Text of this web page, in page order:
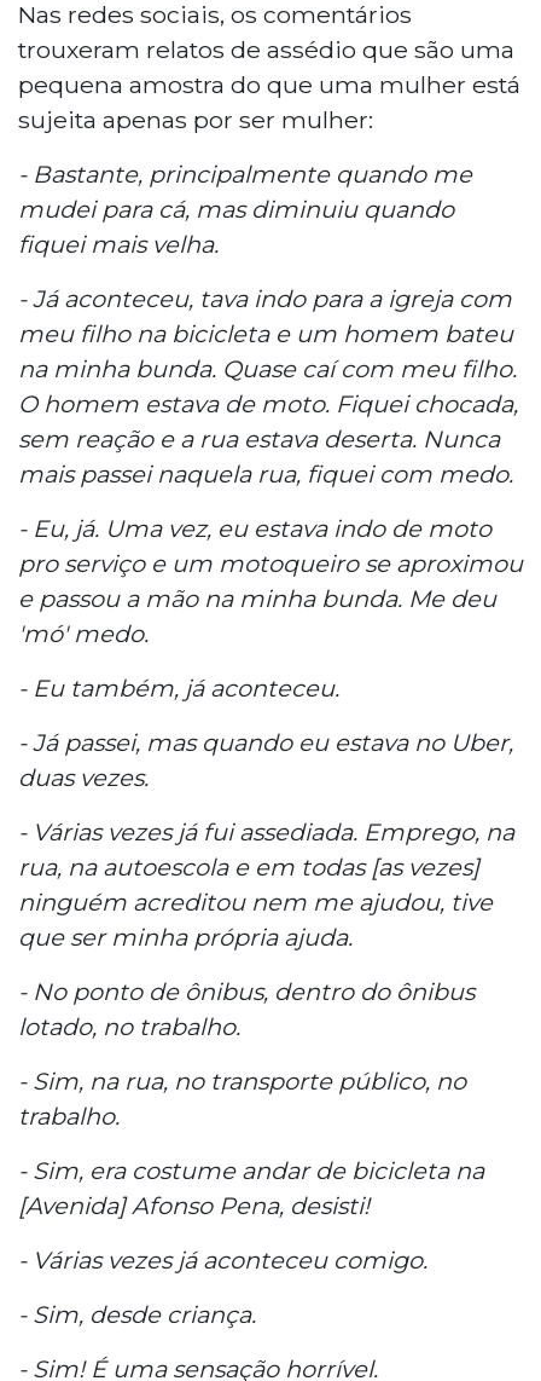
Nas redes sociais, os comentários
trouxeram relatos de assédio que são uma
pequena amostra do que uma mulher está
sujeita apenas por ser mulher:
- Bastante, principalmente quando me
mudei para cá, mas diminuiu quando
fiquei mais velha.
- Já aconteceu, tava indo para a igreja com
meu filho na bicicleta e um homem bateu
na minha bunda. Quase caí com meu filho.
O homem estava de moto. Fiquei chocada,
sem reação e a rua estava deserta. Nunca
mais passei naquela rua, fiquei com medo.
- Eu, já. Uma vez, eu estava indo de moto
pro serviço e um motoqueiro se aproximou
e passou a mão na minha bunda. Me deu
'mó' medo.
- Eu também, já aconteceu.
- Já passei, mas quando eu estava no Uber,
duas vezes.
- Várias vezes já fui assediada. Emprego, na
rua, na autoescola e em todas [as vezes]
ninguém acreditou nem me ajudou, tive
que ser minha própria ajuda.
- No ponto de ônibus, dentro do ônibus
lotado, no trabalho.
- Sim, na rua, no transporte público, no
trabalho.
- Sim, era costume andar de bicicleta na
[Avenida] Afonso Pena, desisti!
- Várias vezes já aconteceu comigo.
- Sim, desde criança.
- Sim! É uma sensação horrível.